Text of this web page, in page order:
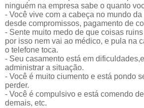
ninguém na empresa sabe o quanto
- Você vive com a cabeça no mundo
desde compromissos, pagamento de
- Sente muito medo de que coisas
por isso nem vai ao médico, e pula na
o telefone toca.
- Seu casamento está em dificuldades,e
administrar a situação.
- Você é muito ciumento e está pondo
perder.
- Você é compulsivo e está comendo
demais, etc.